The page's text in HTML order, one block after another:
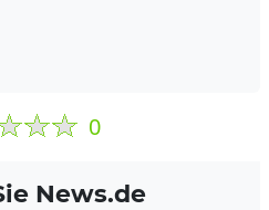
0
News.de